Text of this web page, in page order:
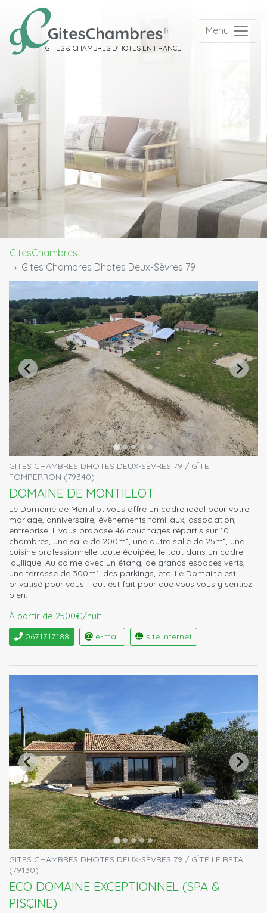
GITES & CHAMBRES D'HOTES EN FRANCE
Menu
GitesChambres
Gites Chambres Dhotes Deux-Sèvres 79
GITES CHAMBRES DHOTES DEUX-SÈVRES 79 / GÎTE
FOMPERRON (79340)
DOMAINE DE MONTILLOT
Le Domaine de Montillot vous offre un cadre idéal pour votre
mariage, anniversaire, évènements familiaux, association,
entreprise. Il vous propose 46 couchages répartis sur 10
chambres, une salle de 200m², une autre salle de 25m², une
cuisine professionnelle toute équipée, le tout dans un cadre
idyllique. Au calme avec un étang, de grands espaces verts,
une terrasse de 300m², des parkings, etc. Le Domaine est
privatisé pour vous. Tout est fait pour que vous vous y sentiez
bien.
À partir de 2500€/nuit
0671717188 e-mail site internet
GITES CHAMBRES DHOTES DEUX-SÈVRES 79 / GÎTE LE RETAIL
(79130)
ECO DOMAINE EXCEPTIONNEL (SPA &
PISÇINE)